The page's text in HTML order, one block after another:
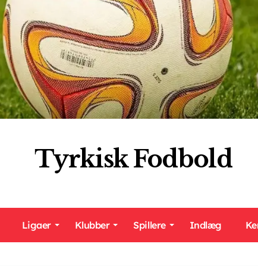
Tyrkisk Fodbold
Ligaer Klubber Spillere Indlæg